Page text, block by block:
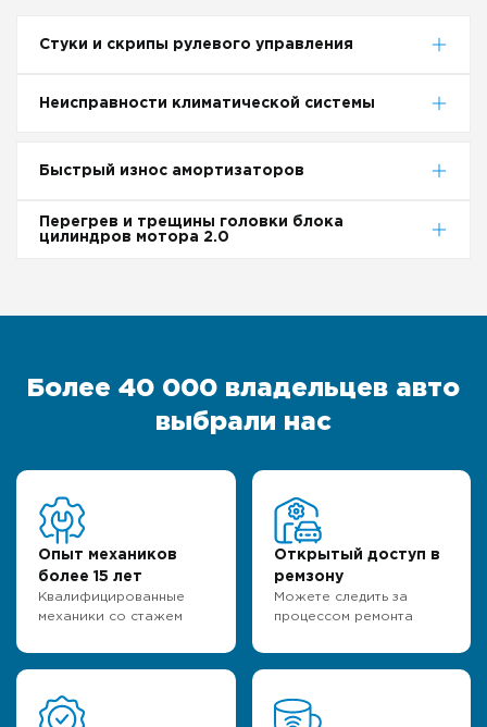
Стуки и скрипы рулевого управления
Неисправности климатической системы
Быстрый износ амортизаторов
Перегрев и трещины головки блока
цилиндров мотора 2.0
Более 40 000 владельцев авто
выбрали нас
Опыт механиков
более 15 лет
Квалифицированные
механики со стажем
Открытый доступ в
ремзону
Можете следить за
процессом ремонта